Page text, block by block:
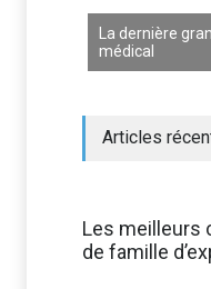
La dernière
médical
Articles
Les meilleurs
de famille